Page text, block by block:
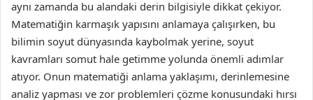
aynı zamanda bu alandaki derin bilgisiyle dikkat çekiyor.
Matematiğin karmaşık yapısını anlamaya çalışırken, bu
bilimin soyut dünyasında kaybolmak yerine, soyut
kavramları somut hale getimme yolunda önemli adımlar
atıyor. Onun matematiği anlama yaklaşımı, derinlemesine
analiz yapması ve zor problemleri çözme konusundaki hırsı